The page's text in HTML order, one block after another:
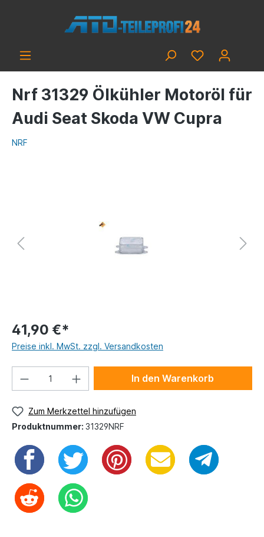
Nrf 31329 Ölkühler Motoröl für
Audi Seat Skoda VW Cupra
NRF
41,90 €*
Preise inkl. MwSt. zzgl. Versandkosten
In den Warenkorb
Zum Merkzettel hinzufügen
Produktnummer: 31329NRF